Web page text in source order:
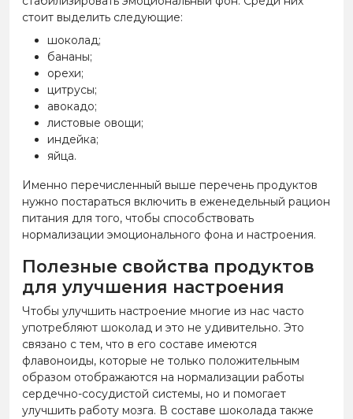
стоит выделить следующие:
шоколад;
бананы;
орехи;
цитрусы;
авокадо;
листовые овощи;
индейка;
яйца.
Именно перечисленный выше перечень продуктов
нужно постараться включить в еженедельный рацион
питания для того, чтобы способствовать
нормализации эмоционального фона и настроения.
Полезные свойства продуктов
для улучшения настроения
Чтобы улучшить настроение многие из нас часто
употребляют шоколад и это не удивительно. Это
связано с тем, что в его составе имеются
флавоноиды, которые не только положительным
образом отображаются на нормализации работы
сердечно-сосудистой системы, но и помогает
улучшить работу мозга. В составе шоколада также